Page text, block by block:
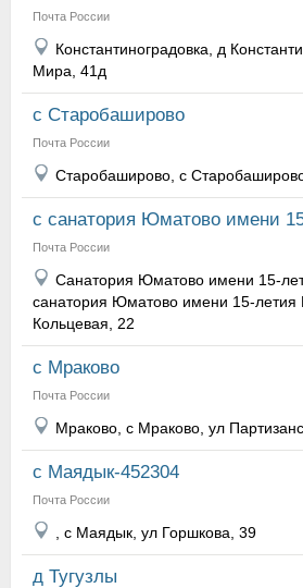
Почта России
Константиноградовка, д
Мира, 41д
с Старобаширово
Почта России
Старобаширово, с
с санатория Юматово имени
Почта России
Санатория Юматово имени 15-
санатория Юматово имени 15-летия
Кольцевая, 22
с Мраково
Почта России
Мраково, с Мраково, ул
с Маядык-452304
Почта России
, с Маядык, ул Горшкова, 39
д Тугузлы